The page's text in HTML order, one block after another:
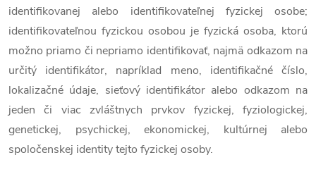
identifikovanej alebo identifikovateľnej fyzickej osobe;
identifikovateľnou fyzickou osobou je fyzická osoba, ktorú
možno priamo či nepriamo identifikovať, najmä odkazom na
určitý identifikátor, napríklad meno, identifikačné číslo,
lokalizačné údaje, sieťový identifikátor alebo odkazom na
jeden či viac zvláštnych prvkov fyzickej, fyziologickej,
genetickej, psychickej, ekonomickej, kultúrnej alebo
spoločenskej identity tejto fyzickej osoby.